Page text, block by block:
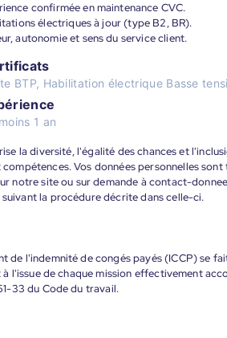
confirmée en maintenance CVC.
électriques à jour (type B2, BR).
autonomie et sens du service client.
BTP, Habilitation électrique Basse
1 an
la diversité, l'égalité des chances et
Vos données personnelles
notre site ou sur demande à contact-
suivant la procédure décrite dans celle-ci.
de l'indemnité de congés payés (ICCP) se
l'issue de chaque mission effectivement
33 du Code du travail.